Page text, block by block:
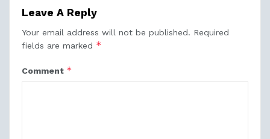
Leave A Reply
Your email address will not be published. Required
fields are marked *
Comment *